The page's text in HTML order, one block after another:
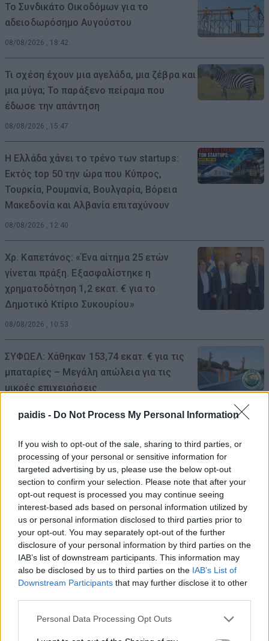
paidis - Do Not Process My Personal Information
If you wish to opt-out of the sale, sharing to third parties, or
processing of your personal or sensitive information for
targeted advertising by us, please use the below opt-out
section to confirm your selection. Please note that after your
opt-out request is processed you may continue seeing
interest-based ads based on personal information utilized by
us or personal information disclosed to third parties prior to
your opt-out. You may separately opt-out of the further
disclosure of your personal information by third parties on the
IAB’s list of downstream participants. This information may
also be disclosed by us to third parties on the IAB’s List of
Downstream Participants that may further disclose it to other
Personal Data Processing Opt Outs
Το Συνδικάτο Οικοδόμων για το
αδειοδωρόσημο Αυγούστου
08/08/2026 , 18:42
Τι σχέση έχουν μια αγελάδα, μια ζέβρα και
μια μύγα; Το παράξενο πείραμα που
έδωσε την απάντηση
08/08/2026 , 15:47
Η Ελλάδα χάνει το τρένο των startups:
Εκτός top 50 την ώρα που Κύπρος,
Τουρκία, Ρουμανία, Βουλγαρία, Βόρεια
Μακεδονία και Αλβανία επιταχύνουν
08/08/2026 , 12:40
Χρ. Καπετάνος: «Ένα αίτημα 25 ετών
γίνεται πράξη. Εξασφαλίστηκε η
χρηματοδότηση 1,2 εκατ. € για το
Δημοτικό Κτίριο Συκουρίου»
08/08/2026 , 10:53
ΣΥΦΩΕΛ: Χάθηκαν 153,74 εκατ. € για τις
μπαταρίες – Μεγάλη απώλεια για τις
μικρές επιχειρήσεις
Κρούσμα λοίμωξης από τον ιό του Δυτ.
Νείλου στους Γόννους – Θα γίνει
ψεκασμός το βράδυ της Δευτέρας
08/08/2026 , 10:18
Αυγερινός επανέρχεται κατά Καρυστιανού
και Γρατσία: Πολιτική σπέκουλα,
παραπληροφόρηση και προσωπικές
επιθέσεις
Σήμερα Σάββατο στην Κρανιά Ελασσόνας η
κηδεία του Ιωάννη Μπρουζιούτη